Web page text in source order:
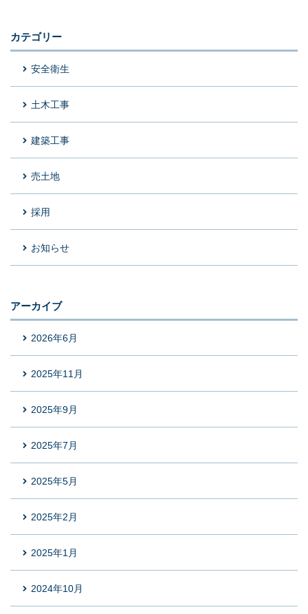
カテゴリー
安全衛生
土木工事
建築工事
売土地
採用
お知らせ
アーカイブ
2026年6月
2025年11月
2025年9月
2025年7月
2025年5月
2025年2月
2025年1月
2024年10月